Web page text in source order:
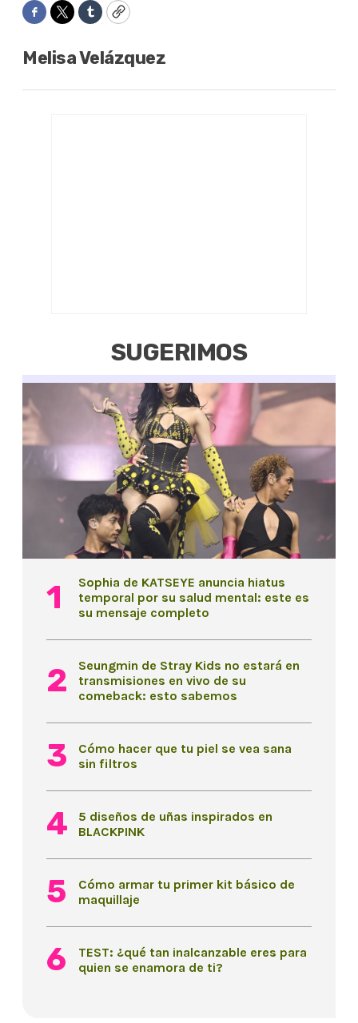
Facebook
TwitterTumblrCopy
Melisa Velázquez
SUGERIMOS
Sophia de KATSEYE anuncia hiatus
temporal por su salud mental: este es
su mensaje completo
Seungmin de Stray Kids no estará en
transmisiones en vivo de su
comeback: esto sabemos
Cómo hacer que tu piel se vea sana
sin filtros
5 diseños de uñas inspirados en
BLACKPINK
Cómo armar tu primer kit básico de
maquillaje
TEST: ¿qué tan inalcanzable eres para
quien se enamora de ti?